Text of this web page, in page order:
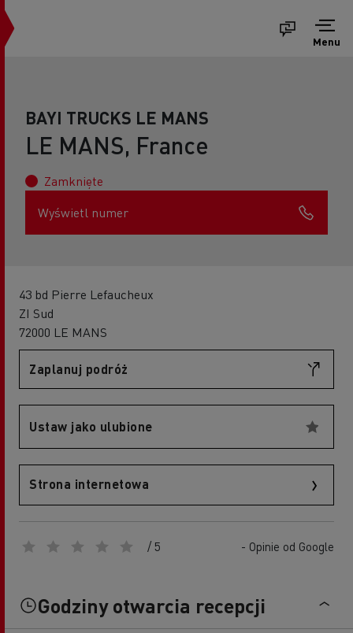
Menu
BAYI TRUCKS LE MANS
LE MANS, France
Zamknięte
Wyświetl numer
43 bd Pierre Lefaucheux
ZI Sud
72000 LE MANS
Zaplanuj podróż
Ustaw jako ulubione
Strona internetowa
/ 5 - Opinie od Google
Godziny otwarcia recepcji